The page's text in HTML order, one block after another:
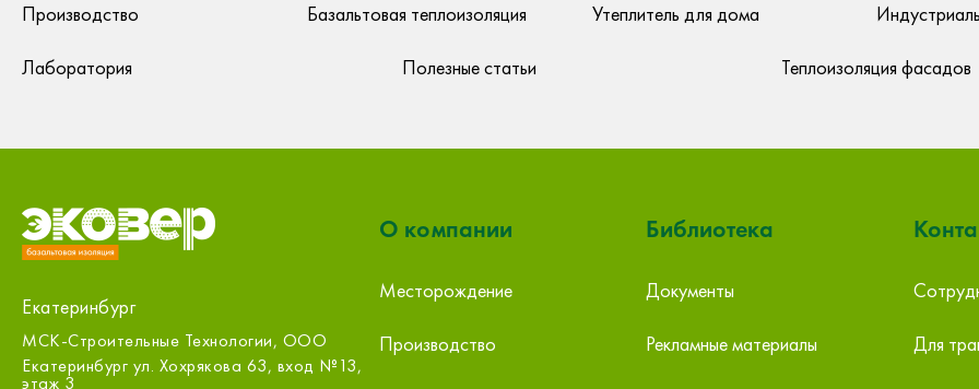
Производство Базальтовая теплоизоляция Утеплитель для дома
Лаборатория Полезные статьи Теплоизоляция фасадов
Екатеринбург
Первый Стройцентр, Екатеринбург,
Бахчиванджи
Екатеринбург Бахчиванджи, 2ж
ООО «СтройПлатформа»
Первый Стройцентр,
Белинского
О компании
Месторождение
Производство
Библиотека
Документы
Рекламные материалы Для